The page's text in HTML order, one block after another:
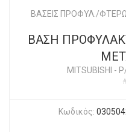
ΒΑΣΕΙΣ ΠΡΟΦΥΛ./
ΒΑΣΗ
MITSUBISHI -
Κωδικός: